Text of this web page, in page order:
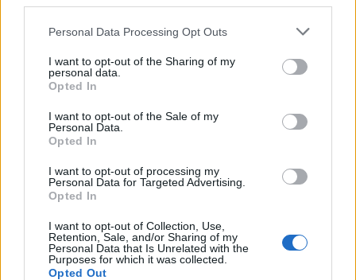
Please note that this website/app uses one or more Google
not limited to your visit or usage behaviour. You may click to
grant or deny consent to Google and its third-party tags to
use your data for below specified purposes in below Google
consent section.
Personal Data Processing Opt Outs
I want to opt-out of the Sharing of my
personal data.
Opted In
I want to opt-out of the Sale of my
Personal Data.
Opted In
I want to opt-out of processing my
Personal Data for Targeted Advertising.
Opted In
I want to opt-out of Collection, Use,
Retention, Sale, and/or Sharing of my
Personal Data that Is Unrelated with the
Purposes for which it was collected.
Opted Out
El 11 ideal de la jornada 25
2. marzo 2021 Por Jesus Gallo|
Messi como gran figura con 14 puntos. El argentino logró un gol y una
asistencia en una jornada en la que se anotaron 20 goles.